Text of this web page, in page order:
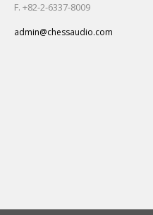
F. +82-2-6337-8009
admin@chessaudio.com